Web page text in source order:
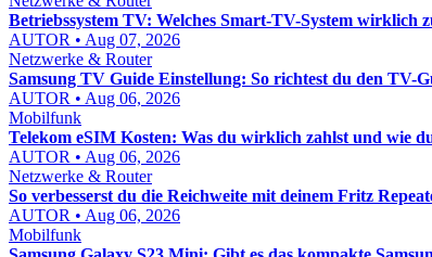
Betriebssystem TV: Welches Smart-TV-System wirklich
AUTOR • Aug 07, 2026
Netzwerke & Router
Samsung TV Guide Einstellung: So richtest du den TV-
AUTOR • Aug 06, 2026
Mobilfunk
Telekom eSIM Kosten: Was du wirklich zahlst und wie
AUTOR • Aug 06, 2026
Netzwerke & Router
So verbesserst du die Reichweite mit deinem Fritz
AUTOR • Aug 06, 2026
Mobilfunk